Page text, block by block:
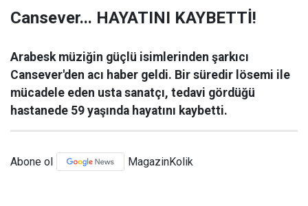
Cansever... HAYATINI KAYBETTİ!
Arabesk müziğin güçlü isimlerinden şarkıcı
Cansever'den acı haber geldi. Bir süredir lösemi ile
mücadele eden usta sanatçı, tedavi gördüğü
hastanede 59 yaşında hayatını kaybetti.
Abone ol MagazinKolik